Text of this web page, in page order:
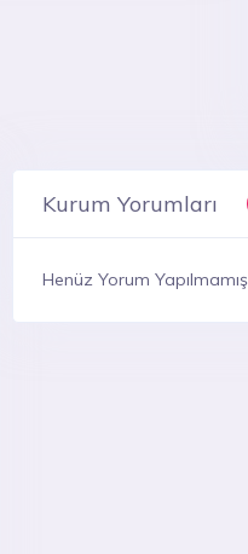
Kurum Yorumları
Henüz Yorum Yapılmamış